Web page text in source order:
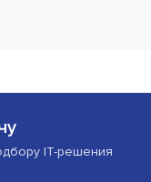
IT-решения